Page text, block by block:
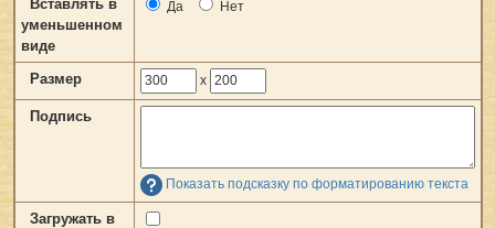
Вставлять в
уменьшенном
виде
Да Нет
Размер x
Подпись
Показать подсказку по форматированию текста
Загружать в